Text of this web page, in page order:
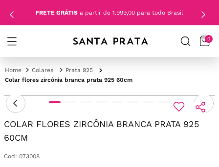
FRETE GRÁTIS a partir de 1.999,00 para todo Brasil
0
Colares
Prata 925
Colar flores zircônia branca prata 925 60cm
COLAR FLORES ZIRCÔNIA BRANCA PRATA 925
60CM
Cod : 073008